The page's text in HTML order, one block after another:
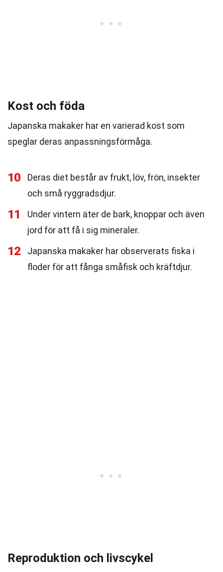
Kost och föda
Japanska makaker har en varierad kost som
speglar deras anpassningsförmåga.
10
Deras diet består av frukt, löv, frön, insekter
och små ryggradsdjur.
11
Under vintern äter de bark, knoppar och även
jord för att få i sig mineraler.
12
Japanska makaker har observerats fiska i
floder för att fånga småfisk och kräftdjur.
Reproduktion och livscykel